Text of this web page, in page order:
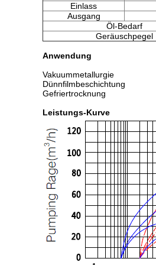
Einlass
Ausgang
Öl-Bedarf
Geräuschpegel
Anwendung
Vakuummetallurgie
Dünnfilmbeschichtung
Gefriertrocknung
Leistungs-Kurve